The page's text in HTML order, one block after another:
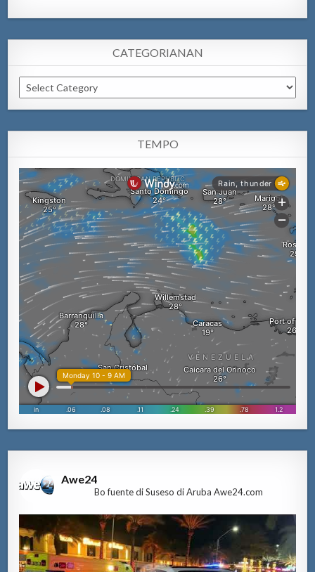
CATEGORIANAN
Categorianan
TEMPO
Awe24
Bo fuente di Suseso di Aruba Awe24.com